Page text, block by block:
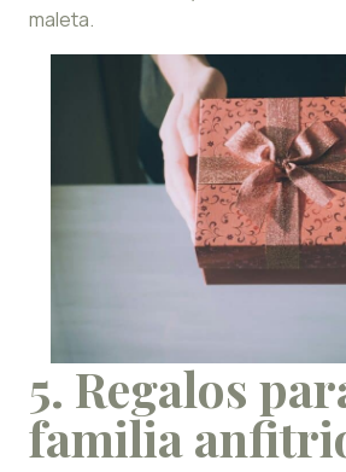
maleta.
5. Regalos
familia